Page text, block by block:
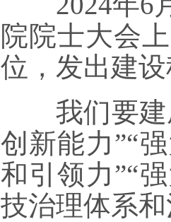
院院士大会
位，发出建
我们要建成
创新能力”“
和引领力”“
技治理体系